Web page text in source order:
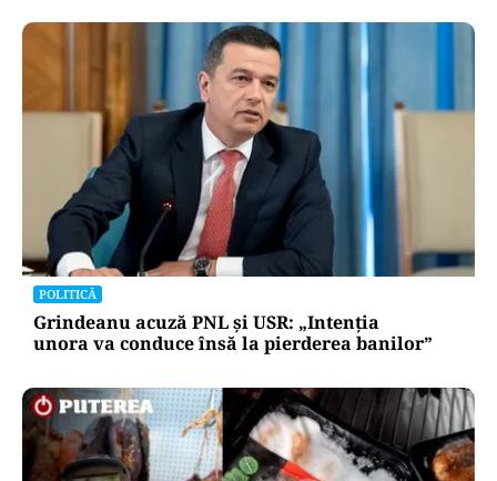
POLITICĂ
Grindeanu acuză PNL și USR: „Intenția
unora va conduce însă la pierderea banilor”